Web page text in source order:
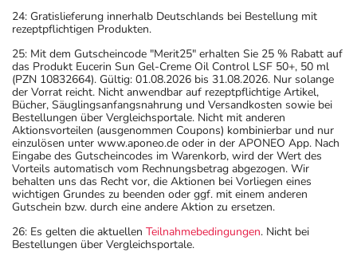
24: Gratislieferung innerhalb Deutschlands bei Bestellung mit
rezeptpflichtigen Produkten.
25: Mit dem Gutscheincode "Merit25" erhalten Sie 25 % Rabatt auf
das Produkt Eucerin Sun Gel-Creme Oil Control LSF 50+, 50 ml
(PZN 10832664). Gültig: 01.08.2026 bis 31.08.2026. Nur solange
der Vorrat reicht. Nicht anwendbar auf rezeptpflichtige Artikel,
Bücher, Säuglingsanfangsnahrung und Versandkosten sowie bei
Bestellungen über Vergleichsportale. Nicht mit anderen
Aktionsvorteilen (ausgenommen Coupons) kombinierbar und nur
einzulösen unter www.aponeo.de oder in der APONEO App. Nach
Eingabe des Gutscheincodes im Warenkorb, wird der Wert des
Vorteils automatisch vom Rechnungsbetrag abgezogen. Wir
behalten uns das Recht vor, die Aktionen bei Vorliegen eines
wichtigen Grundes zu beenden oder ggf. mit einem anderen
Gutschein bzw. durch eine andere Aktion zu ersetzen.
26: Es gelten die aktuellen Teilnahmebedingungen. Nicht bei
Bestellungen über Vergleichsportale.